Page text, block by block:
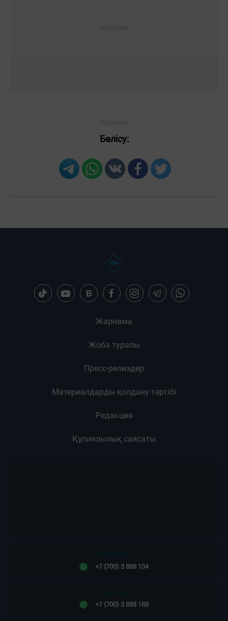
Бөлісу:
Жарнама
Жоба туралы
Пресс-релиздер
Материалдарды қолдану тәртібі
Редакция
Құпиялылық саясаты
+7 (700) 3 888 104
+7 (700) 3 888 188